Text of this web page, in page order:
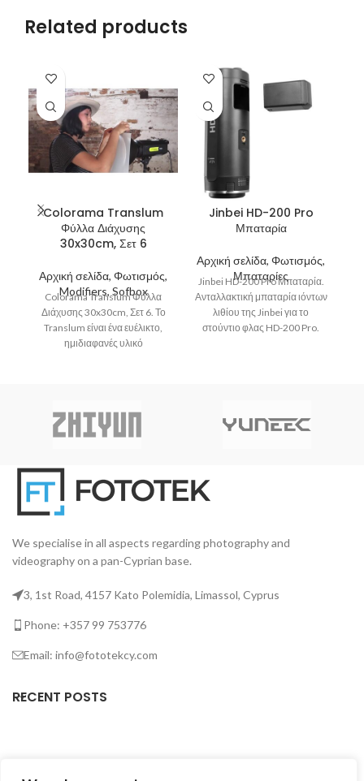
Related products
Colorama Translum
Φύλλα Διάχυσης
30x30cm, Σετ 6
Αρχική σελίδα, Φωτισμός,
Modifiers, Sofbox
Colorama Translum Φύλλα
Διάχυσης 30x30cm, Σετ 6. Το
Translum είναι ένα ευέλικτο,
ημιδιαφανές υλικό
Jinbei HD-200 Pro
Μπαταρία
Αρχική σελίδα, Φωτισμός,
Μπαταρίες
Jinbei HD-200 Pro Μπαταρία.
Ανταλλακτική μπαταρία ιόντων
λιθίου της Jinbei για το
στούντιο φλας HD-200 Pro.
We specialise in all aspects regarding photography and
videography on a pan-Cyprian base.
3, 1st Road, 4157 Kato Polemidia, Limassol, Cyprus
Phone: +357 99 753776
Email: info@fototekcy.com
RECENT POSTS